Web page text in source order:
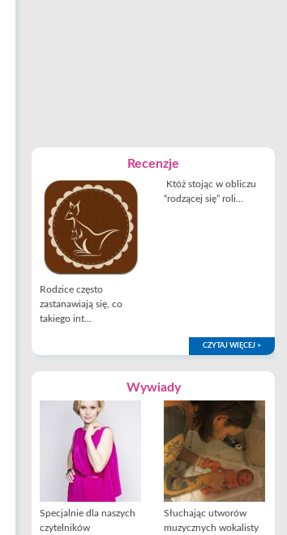
Recenzje
Rodzice często
zastanawiają się, co
takiego int...
Któż stojąc w obliczu
“rodzącej się” roli...
CZYTAJ WIĘCEJ >
Wywiady
Specjalnie dla naszych
czytelników
Słuchając utworów
muzycznych wokalisty